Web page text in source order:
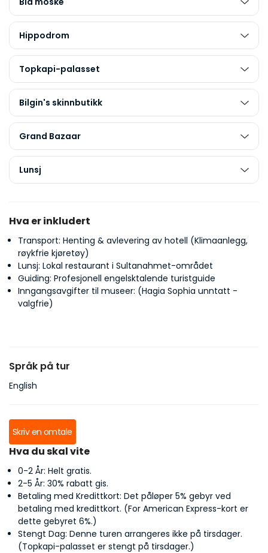
Hippodrom
Topkapi-palasset
Bilgin's skinnbutikk
Grand Bazaar
Lunsj
Hva er inkludert
Transport: Henting & avlevering av hotell (Klimaanlegg,
røykfrie kjøretøy)
Lunsj: Lokal restaurant i Sultanahmet-området
Guiding: Profesjonell engelsktalende turistguide
Inngangsavgifter til museer: (Hagia Sophia unntatt -
valgfrie)
Språk på tur
English
Skriv en omtale
Hva du skal vite
0-2 År: Helt gratis.
2-5 År: 30% rabatt gis.
Betaling med Kredittkort: Det påløper 5% gebyr ved
betaling med kredittkort. (For American Express-kort er
dette gebyret 6%.)
Stengt Dag: Denne turen arrangeres ikke på tirsdager.
(Topkapi-palasset er stengt på tirsdager.)